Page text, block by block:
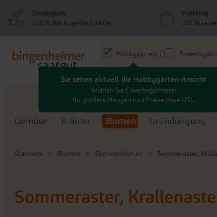
Hauptinhalt
Hobbygarten
Sie sehen aktuell die Hobbygarten-Ansicht
Wählen Sie Erwerbsgärtnerei
für größere Mengen und Preise ohne USt.
Search
Gemüse Kräuter Blumen Gründüngung
Startseite Blumen Sommerblumen Sommeraster,
Sommeraster,
Ökologisch
100 % Bio & gentechnikfrei
Vielfältig
100 %